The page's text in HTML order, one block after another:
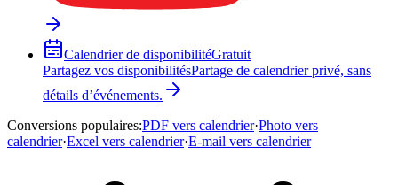
Calendrier de disponibilitéGratuit
Partagez vos disponibilitésPartage de calendrier privé, sans
détails d’événements.
Conversions populaires:PDF vers calendrier·Photo vers
calendrier·Excel vers calendrier·E-mail vers calendrier